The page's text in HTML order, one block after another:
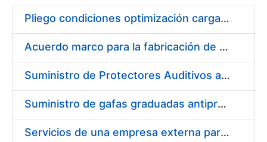
Pliego condiciones optimización cargas compras firmado
Acuerdo marco para la fabricación de piezas
Suministro de Protectores Auditivos a medida para las personas trabajadoras de los Centros de Trabajo de Madrid y Burgos
Suministro de gafas graduadas antiproyecciones para los trabajadores de la FNMT-RCM en los centros de trabajo de Madrid y Burgos
Servicios de una empresa externa para el asesoramiento y resolución de los recursos de alzada que se presentan relacionados con procesos de selección para la FNMT-RCM